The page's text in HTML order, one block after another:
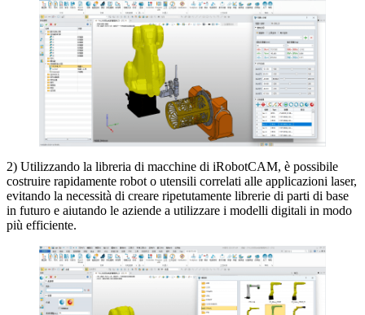
2) Utilizzando la libreria di macchine di iRobotCAM, è possibile
costruire rapidamente robot o utensili correlati alle applicazioni laser,
evitando la necessità di creare ripetutamente librerie di parti di base
in futuro e aiutando le aziende a utilizzare i modelli digitali in modo
più efficiente.